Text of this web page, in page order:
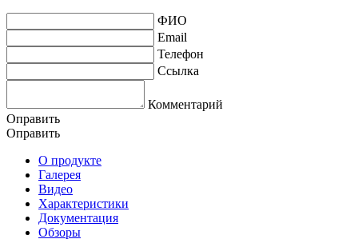
ФИО
Email
Телефон
Ссылка
Комментарий
Оправить
Оправить
О продукте
Галерея
Видео
Характеристики
Документация
Обзоры